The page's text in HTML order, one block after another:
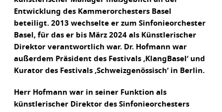
Entwicklung des Kammerorchesters Basel
beteiligt. 2013 wechselte er zum Sinfonieorchester
Basel, für das er bis März 2024 als Künstlerischer
Direktor verantwortlich war. Dr. Hofmann war
außerdem Präsident des Festivals ‚KlangBasel‘ und
Kurator des Festivals ‚Schweizgenössisch‘ in Berlin.
Herr Hofmann war in seiner Funktion als
künstlerischer Direktor des Sinfonieorchesters